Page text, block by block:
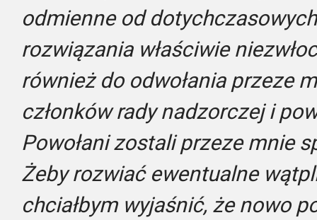
odmienne od
rozwiązania właściwie
również do odwołania przeze
członków rady nadzorczej i
Powołani zostali przeze mnie
Żeby rozwiać ewentualne
chciałbym wyjaśnić, że nowo